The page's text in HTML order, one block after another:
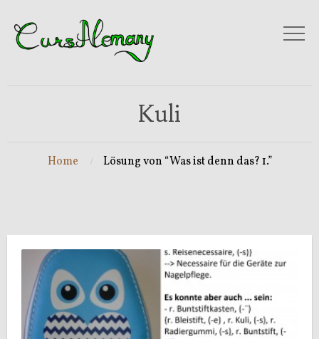
Kuli
Home Lösung von “Was ist denn das? 1.”